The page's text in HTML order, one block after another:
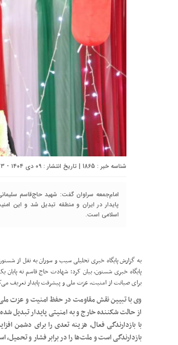
شناسه خبر : 1865 | تاریخ انتشار : ۰۹ دی ۱۴۰۴ - ۱۲:۳۳ | تعداد دیدگاه :
امام‌جمعه سراوان گفت: شهید حاج‌قاسم
پایدار در ایران و منطقه تبدیل شد و این
اسلامی است.
به گزارش پایگاه خبری تحلیلی سیب و سوران به نقل از
پایگاه خبریشستون، بیان کرد: شهادت حاج قاسم نه پایان
برای صیانت از امنیت، عزت ملی و پیشرفت پایدار تعریف
وی با تبیین نقش مقاومت در حفظ امنیت و عزت
از حالت شکننده خارج و به امنیتی پایدار تبدیل
با بازدارندگی فعال، هزینه تعدی را برای
بازدارندگی است و ملت‌ها را در برابر فشار و تحمیل،